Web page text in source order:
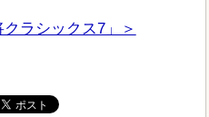
ラシックス7」＞